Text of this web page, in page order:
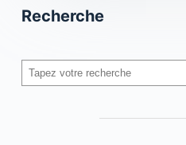
Recherche
Rechercher